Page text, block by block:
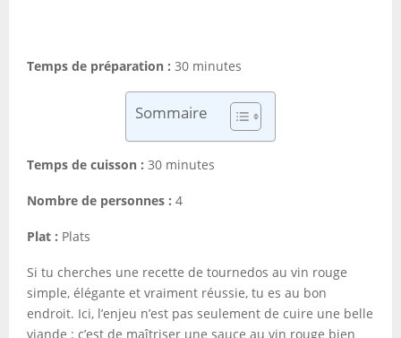
Temps de préparation : 30 minutes
Sommaire
Temps de cuisson : 30 minutes
Nombre de personnes : 4
Plat : Plats
Si tu cherches une recette de tournedos au vin rouge
simple, élégante et vraiment réussie, tu es au bon
endroit. Ici, l’enjeu n’est pas seulement de cuire une belle
viande : c’est de maîtriser une sauce au vin rouge bien